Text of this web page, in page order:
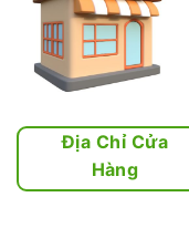
Địa Chỉ Cửa
Hàng